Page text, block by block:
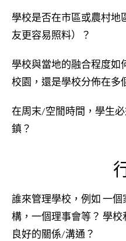
學校是否在市區或農村地
友更容易照料）？
學校與當地的融合程度如
校園，還是學校分佈在多
在周末/空閒時間，學生
鎮？
誰來管理學校，例如 一
構，一個理事會等？ 學
良好的關係/溝通？